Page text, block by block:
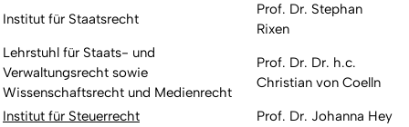
Institut für Staatsrecht
Prof. Dr. Stephan
Rixen
Lehrstuhl für Staats- und
Verwaltungsrecht sowie
Wissenschaftsrecht und Medienrecht
Prof. Dr. Dr. h.c.
Christian von Coelln
Institut für Steuerrecht
Prof. Dr. Johanna Hey